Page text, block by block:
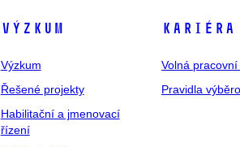
Výzkum
Výzkum
Řešené projekty
Habilitační a jmenovací
řízení
Kariéra
Volná
Pravidla